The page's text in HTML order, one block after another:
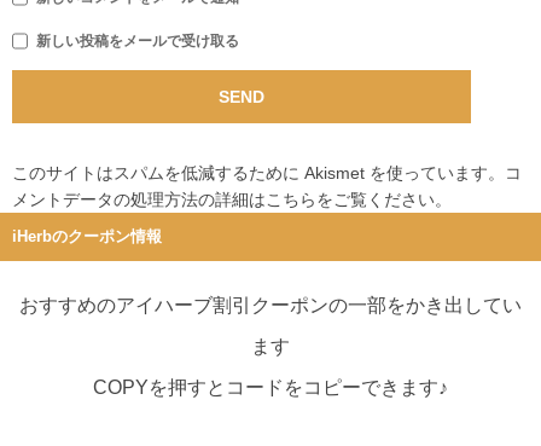
新しい投稿をメールで受け取る
このサイトはスパムを低減するために Akismet を使っています。
コ
メントデータの処理方法の詳細はこちらをご覧ください。
iHerbのクーポン情報
おすすめのアイハーブ割引クーポンの一部をかき出してい
ます
COPYを押すとコードをコピーできます♪